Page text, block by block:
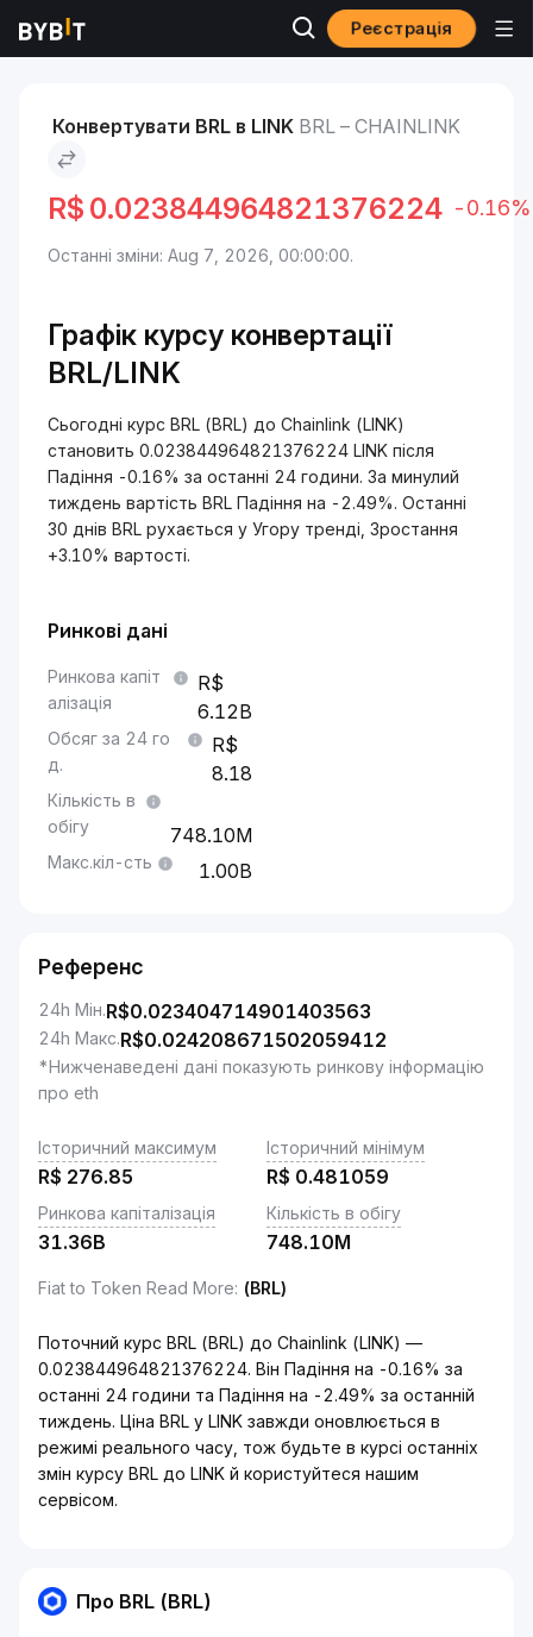
Реєстрація
Ринки BRL to Chainlink
Конвертувати BRL в LINK BRL – CHAINLINK
R$ 0.023844964821376224 -0.16%
Останні зміни: Aug 7, 2026, 00:00:00.
Графік курсу конвертації
BRL/LINK
Сьогодні курс BRL (BRL) до Chainlink (LINK)
становить 0.023844964821376224 LINK після
Падіння -0.16% за останні 24 години. За минулий
тиждень вартість BRL Падіння на -2.49%. Останні
30 днів BRL рухається у Угору тренді, Зростання
+3.10% вартості.
Ринкові дані
Ринкова капіт
алізація
6.12B
Обсяг за 24 го
д.
8.18
Кількість в
обігу
748.10M
Макс.кіл-сть 1.00B
Референс
24h Мін.R$0.023404714901403563
24h Макс.R$0.024208671502059412
*Нижченаведені дані показують ринкову інформацію
про eth
Історичний максимум
R$ 276.85
Історичний мінімум
R$ 0.481059
Ринкова капіталізація
31.36B
Кількість в обігу
748.10M
Fiat to Token Read More: (BRL)
Поточний курс BRL (BRL) до Chainlink (LINK) —
0.023844964821376224. Він Падіння на -0.16% за
останні 24 години та Падіння на -2.49% за останній
тиждень. Ціна BRL у LINK завжди оновлюється в
режимі реального часу, тож будьте в курсі останніх
змін курсу BRL до LINK й користуйтеся нашим
сервісом.
Про BRL (BRL)